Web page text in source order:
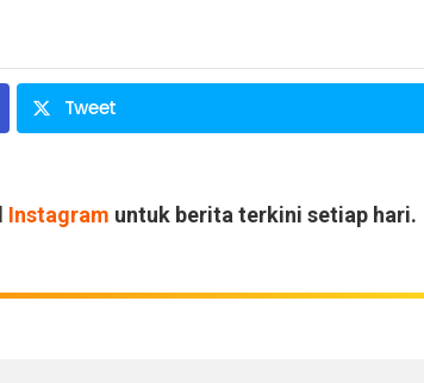
Tweet
Instagram untuk berita terkini setiap hari.